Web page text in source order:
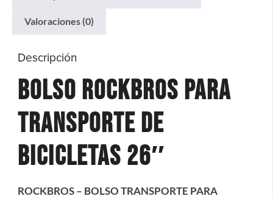
Valoraciones (0)
Descripción
Bolso Rockbros Para
Transporte de
Bicicletas 26″
ROCKBROS – BOLSO TRANSPORTE PARA